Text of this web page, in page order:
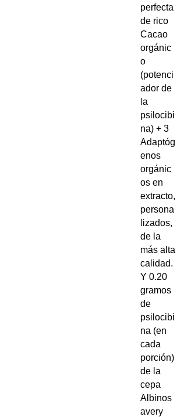
perfecta
de rico
Cacao
orgánic
o
(potenci
ador de
la
psilocibi
na) + 3
Adaptóg
enos
orgánic
os en
extracto,
persona
lizados,
de la
más alta
calidad.
Y 0.20
gramos
de
psilocibi
na (en
cada
porción)
de la
cepa
Albinos
avery